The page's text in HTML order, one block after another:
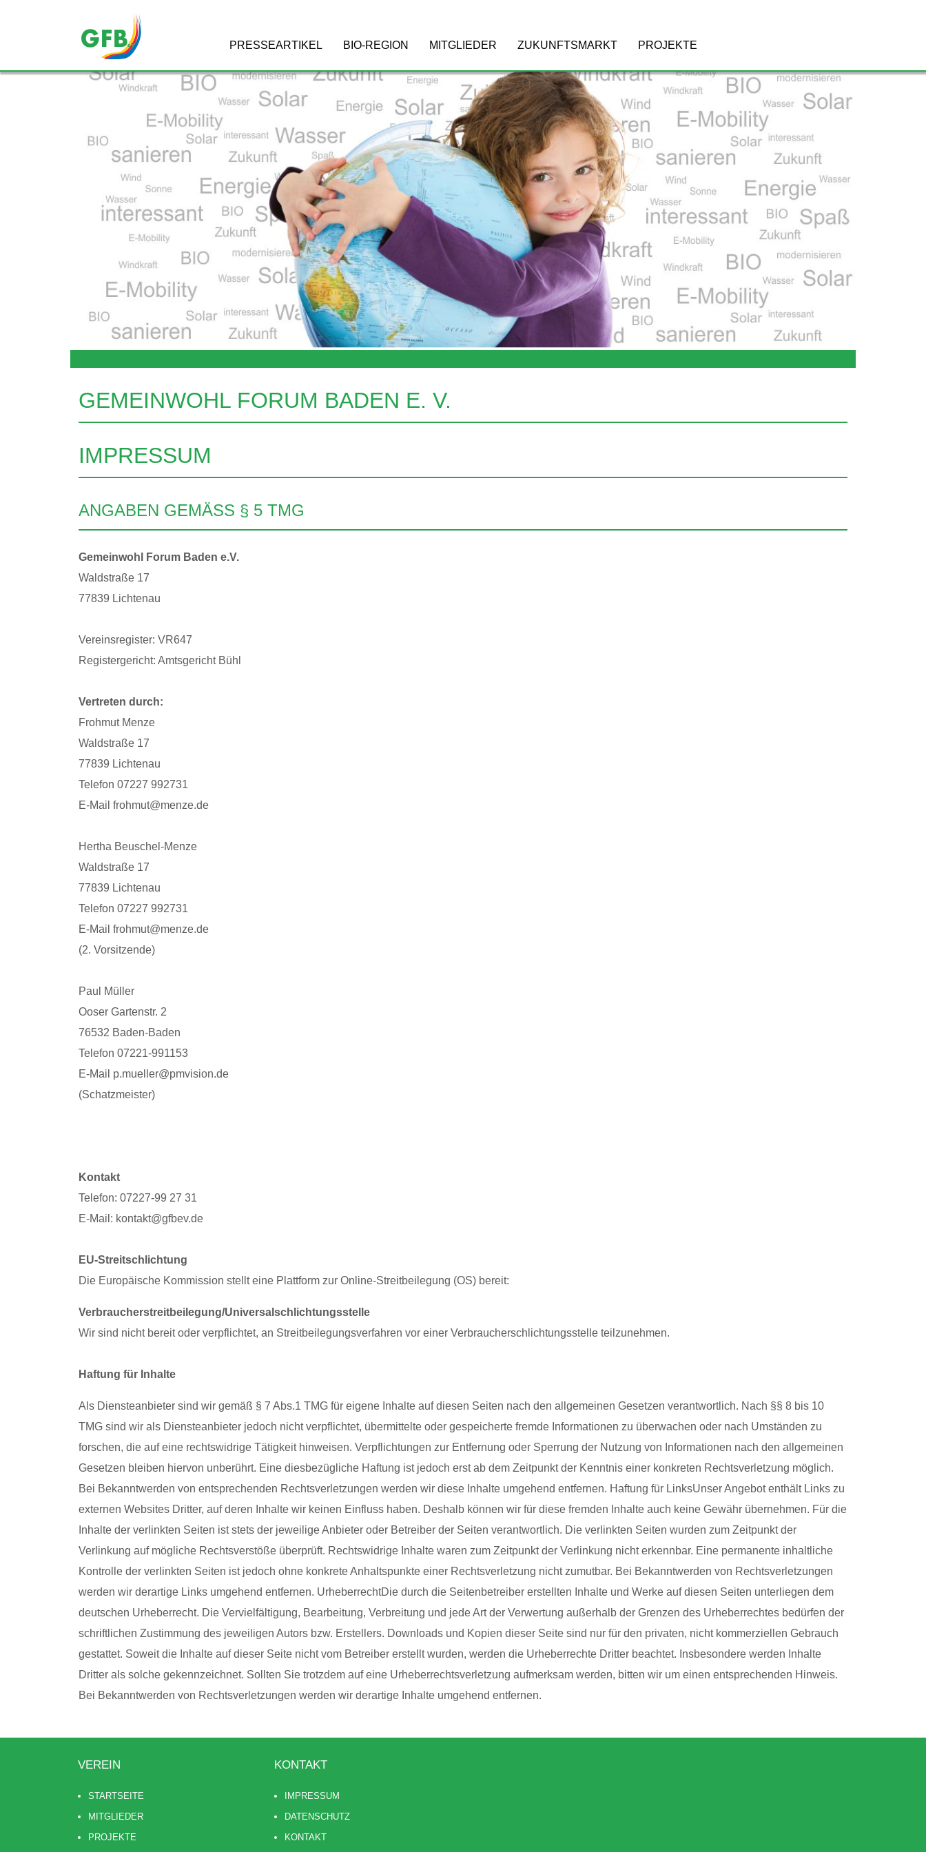
NAVIGATION
ÜBERSPRINGEN
PRESSEARTIKEL BIO-REGION MITGLIEDER ZUKUNFTSMARKT PROJEKTE
GEMEINWOHL FORUM BADEN E. V.
IMPRESSUM
ANGABEN GEMÄSS § 5 TMG
Gemeinwohl Forum Baden e.V.
Waldstraße 17
77839 Lichtenau
Vereinsregister: VR647
Registergericht: Amtsgericht Bühl
Vertreten durch:
Frohmut Menze
Waldstraße 17
77839 Lichtenau
Telefon 07227 992731
E-Mail frohmut@menze.de
Hertha Beuschel-Menze
Waldstraße 17
77839 Lichtenau
Telefon 07227 992731
E-Mail frohmut@menze.de
(2. Vorsitzende)
Paul Müller
Ooser Gartenstr. 2
76532 Baden-Baden
Telefon 07221-991153
E-Mail p.mueller@pmvision.de
(Schatzmeister)
Kontakt
Telefon: 07227-99 27 31
E-Mail: kontakt@gfbev.de
EU-Streitschlichtung
Die Europäische Kommission stellt eine Plattform zur Online-Streitbeilegung (OS) bereit:
Verbraucherstreitbeilegung/Universalschlichtungsstelle
Wir sind nicht bereit oder verpflichtet, an Streitbeilegungsverfahren vor einer Verbraucherschlichtungsstelle teilzunehmen.
Haftung für Inhalte
Als Diensteanbieter sind wir gemäß § 7 Abs.1 TMG für eigene Inhalte auf diesen Seiten nach den allgemeinen Gesetzen verantwortlich. Nach §§ 8 bis 10
TMG sind wir als Diensteanbieter jedoch nicht verpflichtet, übermittelte oder gespeicherte fremde Informationen zu überwachen oder nach Umständen zu
forschen, die auf eine rechtswidrige Tätigkeit hinweisen. Verpflichtungen zur Entfernung oder Sperrung der Nutzung von Informationen nach den allgemeinen
Gesetzen bleiben hiervon unberührt. Eine diesbezügliche Haftung ist jedoch erst ab dem Zeitpunkt der Kenntnis einer konkreten Rechtsverletzung möglich.
Bei Bekanntwerden von entsprechenden Rechtsverletzungen werden wir diese Inhalte umgehend entfernen. Haftung für LinksUnser Angebot enthält Links zu
externen Websites Dritter, auf deren Inhalte wir keinen Einfluss haben. Deshalb können wir für diese fremden Inhalte auch keine Gewähr übernehmen. Für die
Inhalte der verlinkten Seiten ist stets der jeweilige Anbieter oder Betreiber der Seiten verantwortlich. Die verlinkten Seiten wurden zum Zeitpunkt der
Verlinkung auf mögliche Rechtsverstöße überprüft. Rechtswidrige Inhalte waren zum Zeitpunkt der Verlinkung nicht erkennbar. Eine permanente inhaltliche
Kontrolle der verlinkten Seiten ist jedoch ohne konkrete Anhaltspunkte einer Rechtsverletzung nicht zumutbar. Bei Bekanntwerden von Rechtsverletzungen
werden wir derartige Links umgehend entfernen. UrheberrechtDie durch die Seitenbetreiber erstellten Inhalte und Werke auf diesen Seiten unterliegen dem
deutschen Urheberrecht. Die Vervielfältigung, Bearbeitung, Verbreitung und jede Art der Verwertung außerhalb der Grenzen des Urheberrechtes bedürfen der
schriftlichen Zustimmung des jeweiligen Autors bzw. Erstellers. Downloads und Kopien dieser Seite sind nur für den privaten, nicht kommerziellen Gebrauch
gestattet. Soweit die Inhalte auf dieser Seite nicht vom Betreiber erstellt wurden, werden die Urheberrechte Dritter beachtet. Insbesondere werden Inhalte
Dritter als solche gekennzeichnet. Sollten Sie trotzdem auf eine Urheberrechtsverletzung aufmerksam werden, bitten wir um einen entsprechenden Hinweis.
Bei Bekanntwerden von Rechtsverletzungen werden wir derartige Inhalte umgehend entfernen.
VEREIN
STARTSEITE
MITGLIEDER
PROJEKTE
KONTAKT
IMPRESSUM
DATENSCHUTZ
KONTAKT